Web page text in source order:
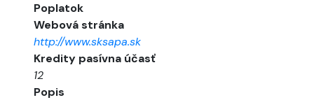
Poplatok
Webová stránka
http://www.sksapa.sk
Kredity pasívna účasť
12
Popis